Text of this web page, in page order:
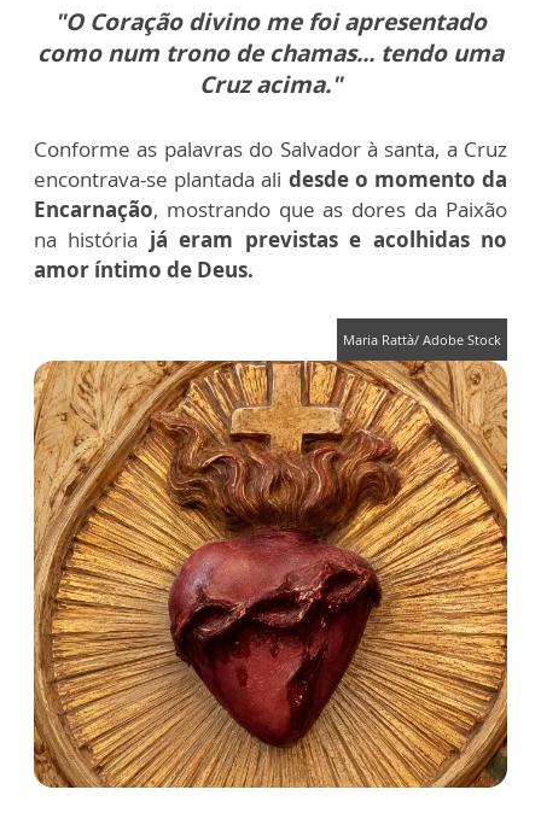
"O Coração divino me foi apresentado
como num trono de chamas... tendo uma
Cruz acima."
Conforme as palavras do Salvador à santa, a Cruz
encontrava-se plantada ali desde o momento da
Encarnação, mostrando que as dores da Paixão
na história já eram previstas e acolhidas no
amor íntimo de Deus.
Maria Rattà/ Adobe Stock